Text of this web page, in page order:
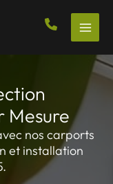
Mesure
nos carports
et installation